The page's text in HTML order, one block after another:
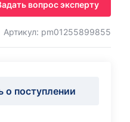
вопрос эксперту
Артикул: pm01255899855
поступлении